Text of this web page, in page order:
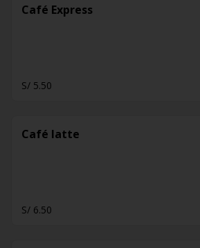
Café Express
S/ 5.50
Café latte
S/ 6.50